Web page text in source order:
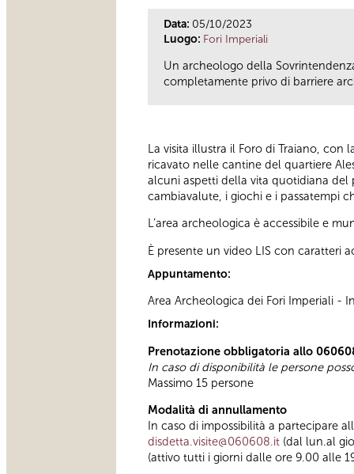
Data: 05/10/2023
Luogo: Fori Imperiali
Un archeologo della
completamente privo di barriere
La visita illustra il Foro di Traiano, con
ricavato nelle cantine del quartiere
alcuni aspetti della vita quotidiana del
cambiavalute, i giochi e i passatempi
L’area archeologica è accessibile e
È presente un video LIS con caratteri
Appuntamento:
Area Archeologica dei Fori Imperiali -
Informazioni:
Prenotazione obbligatoria allo
In caso di disponibilità le persone
Massimo 15 persone
Modalità di annullamento
In caso di impossibilità a partecipare
disdetta.visite@060608.it (dal lun.al
(attivo tutti i giorni dalle ore 9.00 alle